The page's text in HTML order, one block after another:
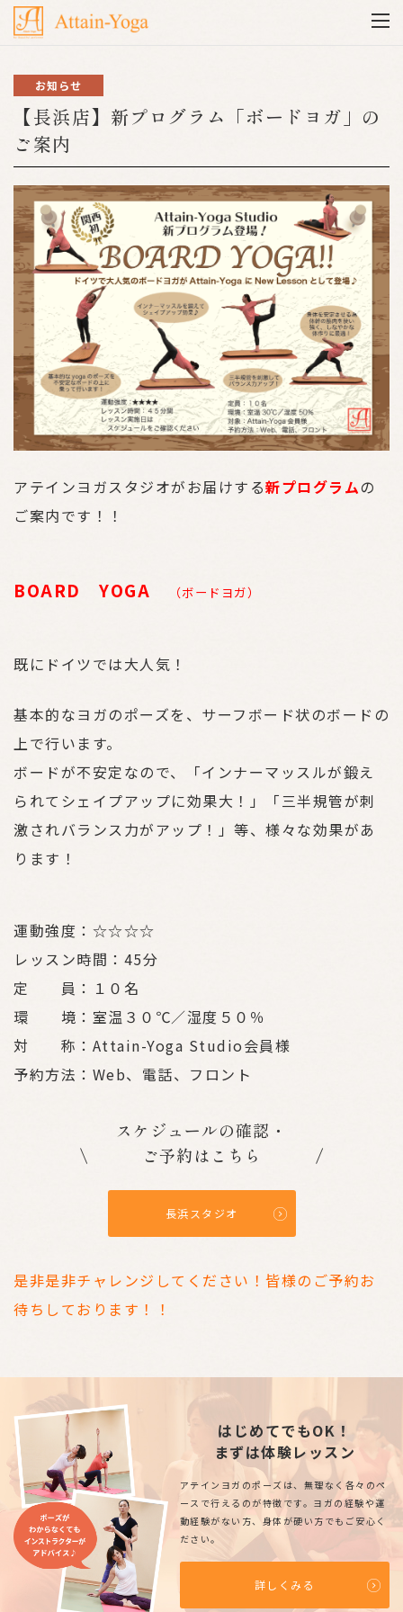
お知らせ
【長浜店】新プログラム「ボードヨガ」の
ご案内
アテインヨガスタジオがお届けする新プログラムの
ご案内です！！
BOARD YOGA （ボードヨガ）
既にドイツでは大人気！
基本的なヨガのポーズを、サーフボード状のボードの
上で行います。
ボードが不安定なので、「インナーマッスルが鍛え
られてシェイプアップに効果大！」「三半規管が刺
激されバランス力がアップ！」等、様々な効果があ
ります！
運動強度：☆☆☆☆
レッスン時間：45分
定 員：１０名
環 境：室温３０℃／湿度５０％
対 称：Attain-Yoga Studio会員様
予約方法：Web、電話、フロント
スケジュールの確認・
\ ご予約はこちら /
長浜スタジオ
是非是非チャレンジしてください！皆様のご予約お
待ちしております！！
はじめてでもOK！
まずは体験レッスン
アテインヨガのポーズは、無理なく各々のペ
ースで行えるのが特徴です。ヨガの経験や運
動経験がない方、身体が硬い方でもご安心く
ださい。
詳しくみる